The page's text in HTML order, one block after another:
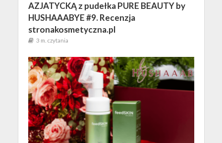
AZJATYCKĄ z pudełka PURE BEAUTY by
HUSHAAABYE #9. Recenzja
stronakosmetyczna.pl
3 m. czytania